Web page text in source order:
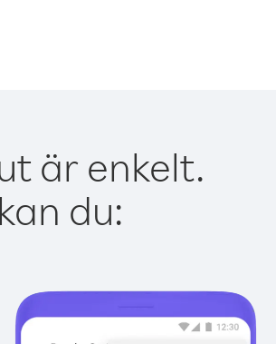
är enkelt.
du: